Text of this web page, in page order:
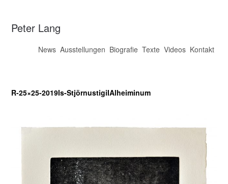
Peter Lang
News Ausstellungen Biografie Texte Videos Kontakt
R-25×25-2019Is-StjörnustigiIAlheiminum